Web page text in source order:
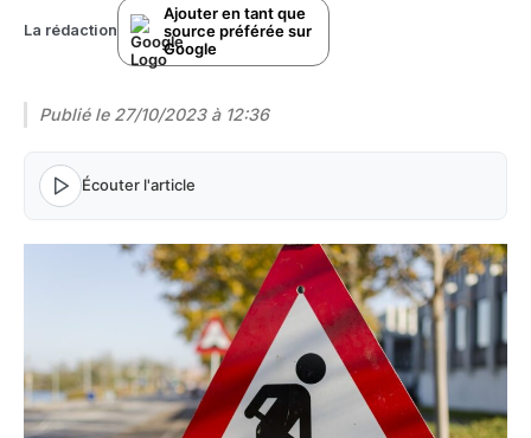
La rédaction
Ajouter en tant que
source préférée sur
Google
Publié le 27/10/2023 à 12:36
Écouter l'article